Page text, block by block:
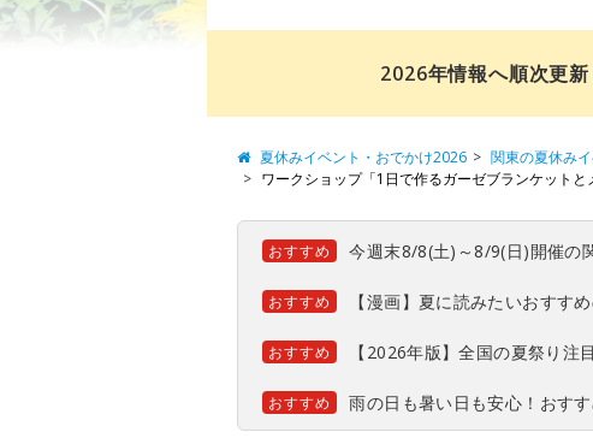
2026年情報へ順次更
夏休みイベント・おでかけ2026 関東の夏休み
ワークショップ「1日で作るガーゼブランケットと
おすすめ 今週末8/8(土)～8/9(日)開催の
おすすめ 【漫画】夏に読みたいおすす
おすすめ 【2026年版】全国の夏祭り注
おすすめ 雨の日も暑い日も安心！おす